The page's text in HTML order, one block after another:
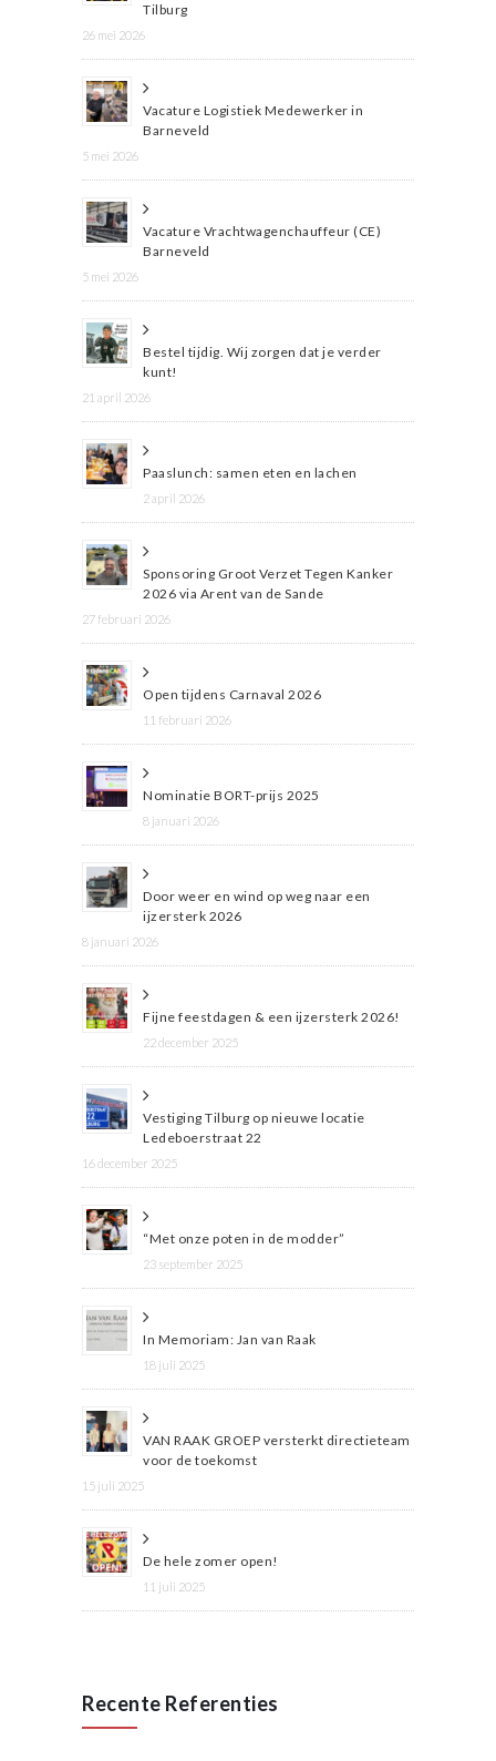
Tilburg
26 mei 2026
Vacature Logistiek Medewerker in
Barneveld
5 mei 2026
Vacature Vrachtwagenchauffeur (CE)
Barneveld
5 mei 2026
Bestel tijdig. Wij zorgen dat je verder
kunt!
21 april 2026
Paaslunch: samen eten en lachen
2 april 2026
Sponsoring Groot Verzet Tegen Kanker
2026 via Arent van de Sande
27 februari 2026
Open tijdens Carnaval 2026
11 februari 2026
Nominatie BORT-prijs 2025
8 januari 2026
Door weer en wind op weg naar een
ijzersterk 2026
8 januari 2026
Fijne feestdagen & een ijzersterk 2026!
22 december 2025
Vestiging Tilburg op nieuwe locatie
Ledeboerstraat 22
16 december 2025
“Met onze poten in de modder”
23 september 2025
In Memoriam: Jan van Raak
18 juli 2025
VAN RAAK GROEP versterkt directieteam
voor de toekomst
15 juli 2025
De hele zomer open!
11 juli 2025
Recente Referenties